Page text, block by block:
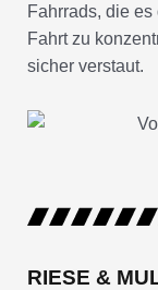
Fahrrads, die
Fahrt zu
sicher verstaut.
RIESE &